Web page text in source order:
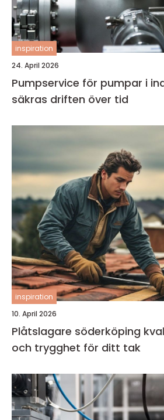
inspiration
24. April 2026
Pumpservice för pumpar i
säkras driften över tid
inspiration
10. April 2026
Plåtslagare söderköping kvalitet, hållbarhet
och trygghet för ditt tak